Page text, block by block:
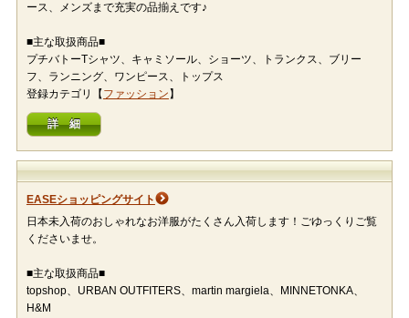
ース、メンズまで充実の品揃えです♪
■主な取扱商品■
プチバトーTシャツ、キャミソール、ショーツ、トランクス、ブリー
フ、ランニング、ワンピース、トップス
登録カテゴリ【 ファッション 】
詳 細
EASEショッピングサイト
日本未入荷のおしゃれなお洋服がたくさん入荷します！ごゆっくりご覧
くださいませ。
■主な取扱商品■
topshop、URBAN OUTFITERS、martin margiela、MINNETONKA、
H&M